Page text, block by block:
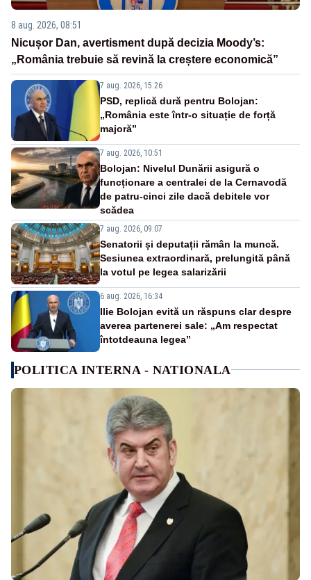
8 aug. 2026, 08:51
Nicușor Dan, avertisment după decizia Moody’s:
„România trebuie să revină la creștere economică”
7 aug. 2026, 15:26
PSD, replică dură pentru Bolojan:
„România este într-o situație de forță
majoră”
7 aug. 2026, 10:51
Bolojan: Nivelul Dunării asigură o
funcționare a centralei de la Cernavodă
de patru-cinci zile dacă debitele vor
scădea
7 aug. 2026, 09:07
Senatorii și deputații rămân la muncă.
Sesiunea extraordinară, prelungită până
la votul pe legea salarizării
6 aug. 2026, 16:34
Ilie Bolojan evită un răspuns clar despre
averea partenerei sale: „Am respectat
întotdeauna legea”
POLITICA INTERNA - NATIONALA